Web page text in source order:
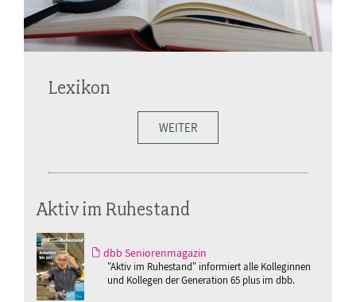
Lexikon
WEITER
Aktiv im Ruhestand
dbb Seniorenmagazin
"Aktiv im Ruhestand" informiert alle Kolleginnen
und Kollegen der Generation 65 plus im dbb.